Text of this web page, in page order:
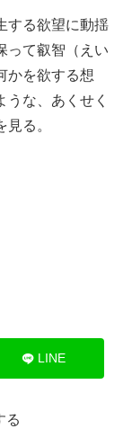
する欲望に動揺
って叡智（えい
かを欲する想
な、あくせく
る。
LINE
る